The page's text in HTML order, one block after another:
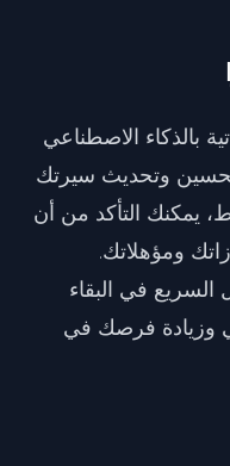
بالذكاء الاصطناعي
وتحديث سيرتك
يمكنك التأكد من أن
ومؤهلاتك.
في البقاء
وزيادة فرصك في